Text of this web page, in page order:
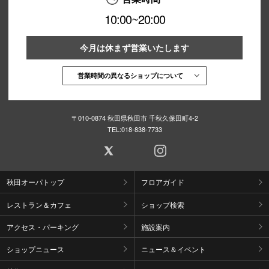
10:00~20:00
今月は休まず営業いたします
営業時間の異なるショップについて
〒010-0874 秋田県秋田市 千秋久保田町4-2
TEL:018-838-7733
秋田オーパトップ フロアガイド
レストラン＆カフェ ショップ検索
アクセス・パーキング 施設案内
ショップニュース ニュース＆イベント